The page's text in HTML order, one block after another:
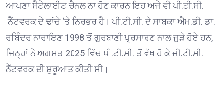
ਆਪਣਾ ਸੈਟੇਲਾਈਟ ਚੈਨਲ ਨਾ ਹੋਣ ਕਾਰਨ ਇਹ ਅਜੇ ਵੀ ਪੀ.ਟੀ.ਸੀ.
ਨੈੱਟਵਰਕ ਦੇ ਢਾਂਚੇ ‘ਤੇ ਨਿਰਭਰ ਹੈ। ਪੀ.ਟੀ.ਸੀ. ਦੇ ਸਾਬਕਾ ਐੱਮ.ਡੀ. ਡਾ.
ਰਬਿੰਦਰ ਨਾਰਾਇਣ 1998 ਤੋਂ ਗੁਰਬਾਣੀ ਪ੍ਰਸਾਰਣ ਨਾਲ ਜੁੜੇ ਹੋਏ ਹਨ,
ਜਿਨ੍ਹਾਂ ਨੇ ਅਗਸਤ 2025 ਵਿੱਚ ਪੀ.ਟੀ.ਸੀ. ਤੋਂ ਵੱਖ ਹੋ ਕੇ ਜੀ.ਟੀ.ਸੀ.
ਨੈੱਟਵਰਕ ਦੀ ਸ਼ੁਰੂਆਤ ਕੀਤੀ ਸੀ।